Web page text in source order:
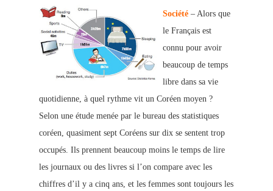
Société – Alors que
le Français est
connu pour avoir
beaucoup de temps
libre dans sa vie
quotidienne, à quel rythme vit un Coréen moyen ?
Selon une étude menée par le bureau des statistiques
coréen, quasiment sept Coréens sur dix se sentent trop
occupés. Ils prennent beaucoup moins le temps de lire
les journaux ou des livres si l’on compare avec les
chiffres d’il y a cinq ans, et les femmes sont toujours les